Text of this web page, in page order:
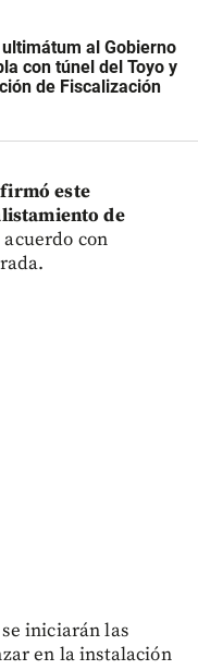
al Gobierno
con túnel del Toyo y
de Fiscalización
este
de
acuerdo con
iniciarán las
en la instalación